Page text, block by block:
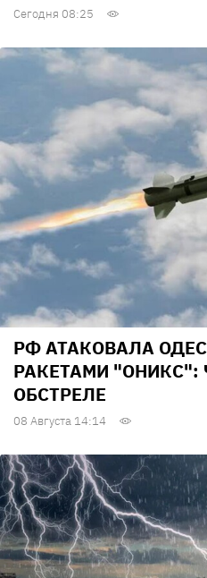
Сегодня 08:25
РФ АТАКОВАЛА
РАКЕТАМИ "ОНИКС":
ОБСТРЕЛЕ
08 Августа 14:14